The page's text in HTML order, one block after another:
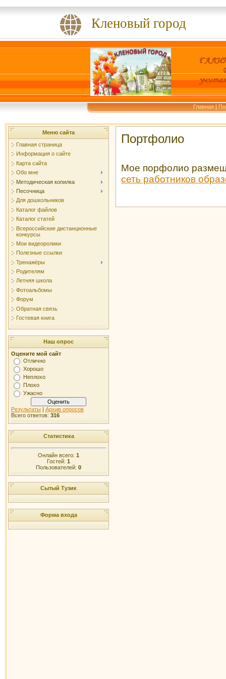
Кленовый город
Главная|
Меню сайта
Главная страница
Информация о сайте
Карта сайта
Обо мне
Методическая копилка
Песочница
Для дошкольников
Каталог файлов
Каталог статей
Всероссийские дистанционные
конкурсы
Мои видеоролики
Полезные ссылки
Тренажёры
Родителям
Летняя школа
Фотоальбомы
Форум
Обратная связь
Гостевая книга
Наш опрос
Оцените мой сайт
Отлично
Хорошо
Неплохо
Плохо
Ужасно
Результаты | Архив опросов
Всего ответов: 316
Статистика
Онлайн всего: 1
Гостей: 1
Пользователей: 0
Сытый Тузик
Форма входа
Портфолио
Мое порфолио
сеть работников